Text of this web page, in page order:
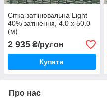
Сітка затінювальна Light
40% затінення, 4.0 х 50.0
(м)
2 935 ₴/рулон
Купити
Про нас